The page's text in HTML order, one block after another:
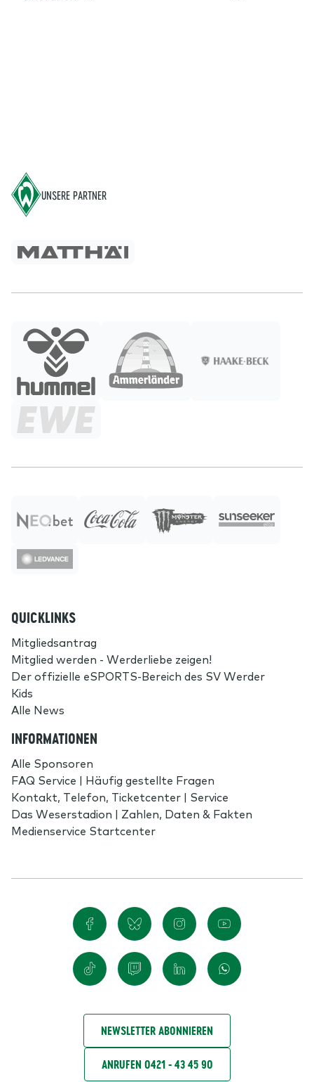
UNSERE PARTNER
QUICKLINKS
Mitgliedsantrag
Mitglied werden - Werderliebe zeigen!
Der offizielle eSPORTS-Bereich des SV Werder
Kids
Alle News
INFORMATIONEN
Alle Sponsoren
FAQ Service | Häufig gestellte Fragen
Kontakt, Telefon, Ticketcenter | Service
Das Weserstadion | Zahlen, Daten & Fakten
Medienservice Startcenter
NEWSLETTER ABONNIEREN
ANRUFEN 0421 - 43 45 90